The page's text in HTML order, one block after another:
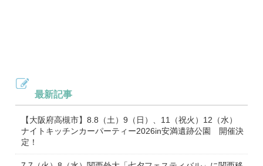
最新記事
【大阪府高槻市】8.8（土）9（日）、11（祝火）12（水）
ナイトキッチンカーパーティー2026in安満遺跡公園 開催決
定！